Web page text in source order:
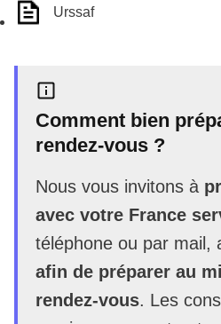
Urssaf
Comment bien
rendez-vous ?
Nous vous invitons à
avec votre France
téléphone ou par mail,
afin de préparer au
rendez-vous. Les